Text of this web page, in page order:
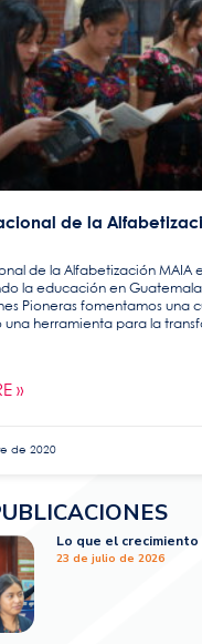
de la
de la Alfabetización MAIA
la educación en
Pioneras fomentamos una
una herramienta para la
»
de 2020
Lo que el
23 de julio de 2026